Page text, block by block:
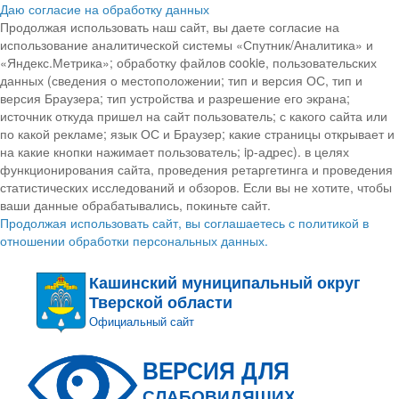
Даю согласие на обработку данных
Продолжая использовать наш сайт, вы даете согласие на
использование аналитической системы «Спутник/Аналитика» и
«Яндекс.Метрика»; обработку файлов cookie, пользовательских
данных (сведения о местоположении; тип и версия ОС, тип и
версия Браузера; тип устройства и разрешение его экрана;
источник откуда пришел на сайт пользователь; с какого сайта или
по какой рекламе; язык ОС и Браузер; какие страницы открывает и
на какие кнопки нажимает пользователь; ip-адрес). в целях
функционирования сайта, проведения ретаргетинга и проведения
статистических исследований и обзоров. Если вы не хотите, чтобы
ваши данные обрабатывались, покиньте сайт.
Продолжая использовать сайт, вы соглашаетесь с политикой в
отношении обработки персональных данных.